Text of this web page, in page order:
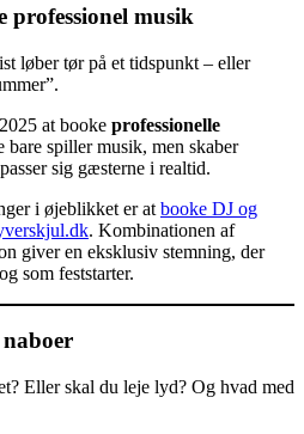
professionel musik
løber tør på et tidspunkt – eller
at booke professionelle
bare spiller musik, men skaber
sig gæsterne i realtid.
i øjeblikket er at booke DJ og
. Kombinationen af
giver en eksklusiv stemning, der
som feststarter.
Eller skal du leje lyd? Og hvad med